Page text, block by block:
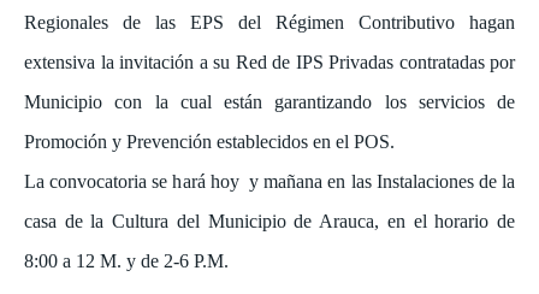
Regionales de las EPS del Régimen Contributivo hagan
extensiva la invitación a su Red de IPS Privadas contratadas por
Municipio con la cual están garantizando los servicios de
Promoción y Prevención establecidos en el POS.
La convocatoria se hará hoy y mañana en las Instalaciones de la
casa de la Cultura del Municipio de Arauca, en el horario de
8:00 a 12 M. y de 2-6 P.M.